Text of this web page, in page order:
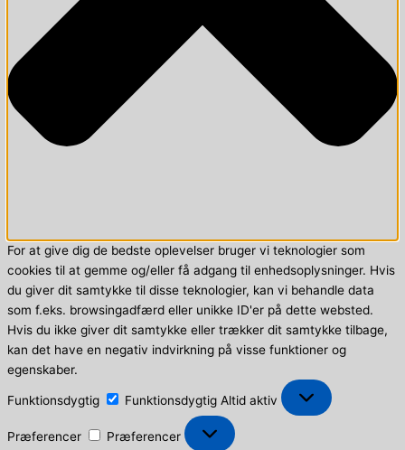
For at give dig de bedste oplevelser bruger vi teknologier som
cookies til at gemme og/eller få adgang til enhedsoplysninger. Hvis
du giver dit samtykke til disse teknologier, kan vi behandle data
som f.eks. browsingadfærd eller unikke ID'er på dette websted.
Hvis du ikke giver dit samtykke eller trækker dit samtykke tilbage,
kan det have en negativ indvirkning på visse funktioner og
egenskaber.
Funktionsdygtig Funktionsdygtig Altid aktiv
Præferencer Præferencer